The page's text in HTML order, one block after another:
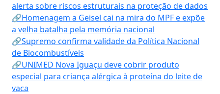
alerta sobre riscos estruturais na proteção de dados
🔗Homenagem a Geisel cai na mira do MPF e expõe
a velha batalha pela memória nacional
🔗Supremo confirma validade da Política Nacional
de Biocombustíveis
🔗UNIMED Nova Iguaçu deve cobrir produto
especial para criança alérgica à proteína do leite de
vaca